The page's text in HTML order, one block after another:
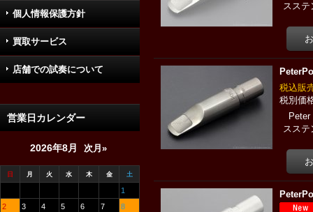
個人情報保護方針
買取サービス
店舗での試奏について
営業日カレンダー
2026年8月 次月»
日 月 火 水 木 金 土
1
2
3 4 5 6 7
8
スス
税込
Peter
スス